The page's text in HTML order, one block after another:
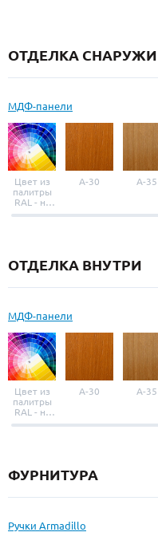
Резиновый уплотнитель
ОТДЕЛКА СНАРУЖИ
МДФ-панели
Цвет из
палитры
RAL - на
выбор
A-30 A-35
ОТДЕЛКА ВНУТРИ
МДФ-панели
Цвет из
палитры
RAL - на
выбор
A-30 A-35
ФУРНИТУРА
Ручки Armadillo